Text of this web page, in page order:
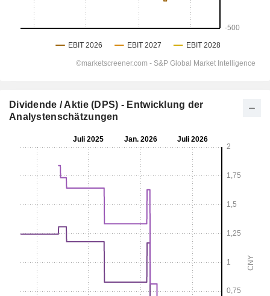
Dividende / Aktie (DPS) - Entwicklung der
Analystenschätzungen